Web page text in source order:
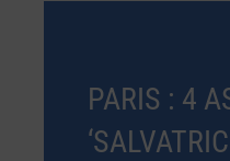
PARIS : 4